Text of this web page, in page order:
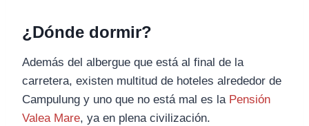
¿Dónde dormir?
Además del albergue que está al final de la
carretera, existen multitud de hoteles alrededor de
Campulung y uno que no está mal es la Pensión
Valea Mare, ya en plena civilización.